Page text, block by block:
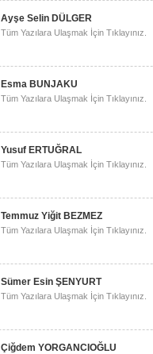
Ayşe Selin DÜLGER
Tüm Yazılara Ulaşmak İçin Tıklayınız.
Esma BUNJAKU
Tüm Yazılara Ulaşmak İçin Tıklayınız.
Yusuf ERTUĞRAL
Tüm Yazılara Ulaşmak İçin Tıklayınız.
Temmuz Yiğit BEZMEZ
Tüm Yazılara Ulaşmak İçin Tıklayınız.
Sümer Esin ŞENYURT
Tüm Yazılara Ulaşmak İçin Tıklayınız.
Çiğdem YORGANCIOĞLU